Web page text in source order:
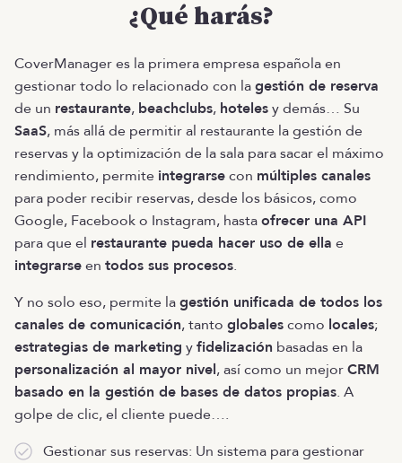
¿Qué harás?
CoverManager es la primera empresa española en
gestionar todo lo relacionado con lagestión de reserva
de un restaurante, beachclubs, hotelesy demás… Su
SaaS, más allá de permitir al restaurante la gestión de
reservas y la optimización de la sala para sacar el máximo
rendimiento, permite integrarsecon múltiples canales
para poder recibir reservas, desde los básicos, como
Google, Facebook o Instagram, hastaofrecer una API
para que el restaurante pueda hacer uso de ella e
integrarseen todos sus procesos.
Y no solo eso, permite lagestión unificada de todos los
canales de comunicación, tanto globalescomo locales;
estrategias de marketing yfidelización basadas en la
personalización al mayor nivel, así como un mejorCRM
basado en la gestión de bases de datos propias. A
golpe de clic, el cliente puede….
Gestionar sus reservas: Un sistema para gestionar